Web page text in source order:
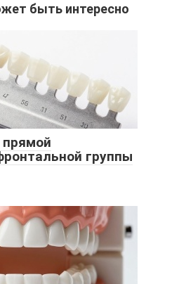
быть интересно
прямой
группы